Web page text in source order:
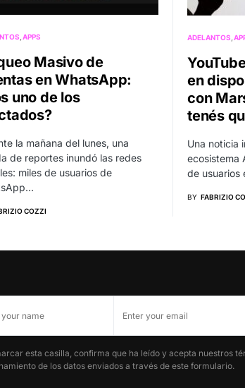
APPS
Masivo de
en WhatsApp:
uno de los
la mañana del lunes, una
de reportes inundó las redes
miles de usuarios de
COZZI
ADELANTOS
en
con
tenés
Una noticia
ecosistema
de usuarios
BY FABRIZIO
esta casilla, confirma que ha leído y acepta nuestros
de los datos enviados a través de este formulario.